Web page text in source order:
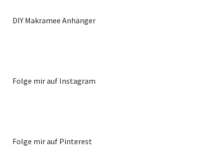
DIY Makramee Anhänger
Folge mir auf Instagram
Folge mir auf Pinterest